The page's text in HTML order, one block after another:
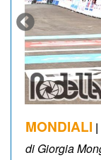
NEWSLETTER
MONDIALI
di Giorgia